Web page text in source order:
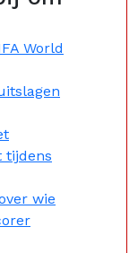
World
tijdens
wie